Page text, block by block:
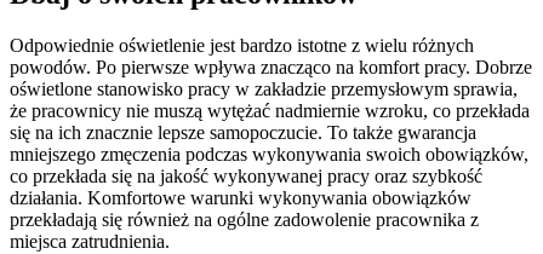
Odpowiednie oświetlenie jest bardzo istotne z wielu różnych
powodów. Po pierwsze wpływa znacząco na komfort pracy. Dobrze
oświetlone stanowisko pracy w zakładzie przemysłowym sprawia,
że pracownicy nie muszą wytężać nadmiernie wzroku, co przekłada
się na ich znacznie lepsze samopoczucie. To także gwarancja
mniejszego zmęczenia podczas wykonywania swoich obowiązków,
co przekłada się na jakość wykonywanej pracy oraz szybkość
działania. Komfortowe warunki wykonywania obowiązków
przekładają się również na ogólne zadowolenie pracownika z
miejsca zatrudnienia.